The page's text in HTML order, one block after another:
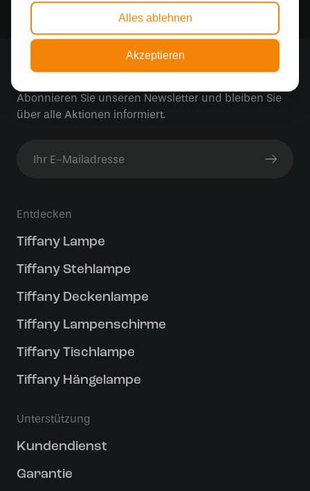
Sichere Zahlung im Anschluss mit Klarna
Stay up to date
Abonnieren Sie unseren Newsletter und bleiben Sie
über alle Aktionen informiert.
Entdecken
Tiffany Lampe
Tiffany Stehlampe
Tiffany Deckenlampe
Tiffany Lampenschirme
Tiffany Tischlampe
Tiffany Hängelampe
Unterstützung
Kundendienst
Garantie
Alles ablehnen
Akzeptieren